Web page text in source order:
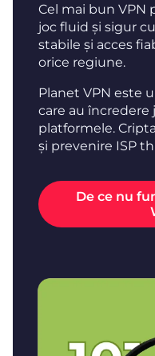
Cel mai bun VPN
joc fluid și sigur
stabile și acces
orice regiune.
Planet VPN este
care au
platformele.
și prevenire ISP
De ce nu